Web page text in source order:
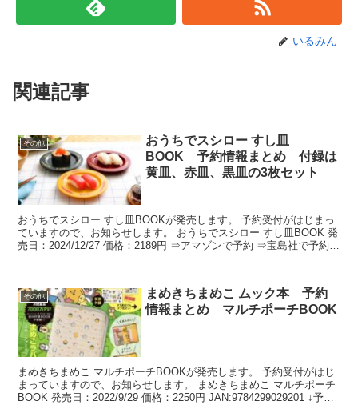
いるみん
関連記事
その他
おうちでスシロー すし皿
BOOK 予約情報まとめ 付録は
黄皿、赤皿、黒皿の3枚セット
おうちでスシロー すし皿BOOKが発売します。 予約受付がはじまっ
ていますので、お知らせします。 おうちでスシロー すし皿BOOK 発
売日：2024/12/27 価格：2189円 ⇒アマゾンで予約 ⇒宝島社で予約
その他
まめきちまめこ ムック本 予約
情報まとめ マルチポーチBOOK
まめきちまめこ マルチポーチBOOKが発売します。 予約受付がはじ
まっていますので、お知らせします。 まめきちまめこ マルチポーチ
BOOK 発売日：2022/9/29 価格：2250円 JAN:9784299029201 ↓予約